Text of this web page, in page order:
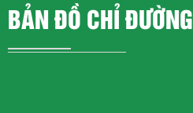
BẢN ĐỒ CHỈ ĐƯỜNG